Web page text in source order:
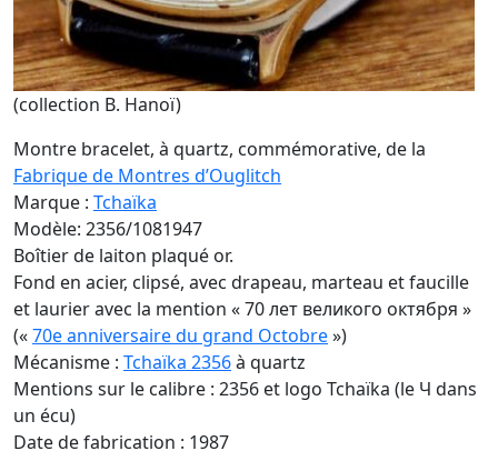
(collection B. Hanoï)
Montre bracelet, à quartz, commémorative, de la
Fabrique de Montres d’Ouglitch
Marque : Tchaïka
Modèle: 2356/1081947
Boîtier de laiton plaqué or.
Fond en acier, clipsé, avec drapeau, marteau et faucille
et laurier avec la mention « 70 лет великого октября »
(«70e anniversaire du grand Octobre»)
Mécanisme : Tchaïka 2356à quartz
Mentions sur le calibre : 2356 et logo Tchaïka (le Ч dans
un écu)
Date de fabrication : 1987